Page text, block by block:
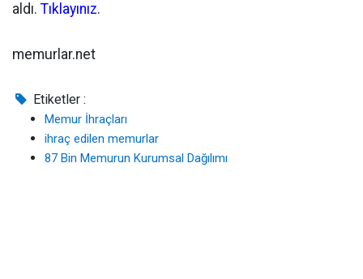
aldı. Tıklayınız.
memurlar.net
Etiketler :
Memur İhraçları
ihraç edilen memurlar
87 Bin Memurun Kurumsal Dağılımı